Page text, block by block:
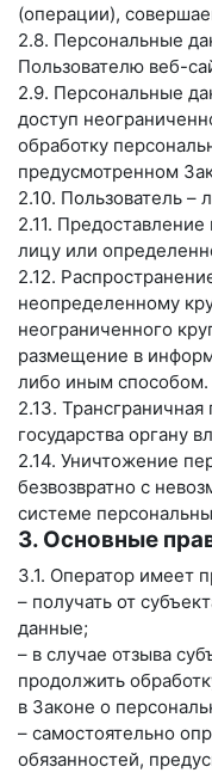
(операции),
2.8. Персональные
Пользователю веб-
2.9. Персональные
доступ
обработку
предусмотренном
2.10. Пользователь –
2.11.
лицу или
2.12.
неопределенному
неограниченного
размещение в
либо иным способом.
2.13.
государства органу
2.14. Уничтожение
безвозвратно с
системе
3. Основные
3.1. Оператор имеет
– получать от
данные;
– в случае отзыва
продолжить
в Законе о
– самостоятельно
обязанностей,